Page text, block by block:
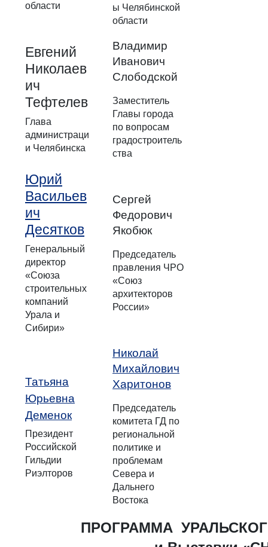
области
ы Челябинской
области
Евгений
Николаев
ич
Тефтелев
Глава
администраци
и Челябинска
Владимир
Иванович
Слободской
Заместитель
Главы города
по вопросам
градостроитель
ства
Юрий
Васильев
ич
Десятков
Генеральный
директор
«Союза
строительных
компаний
Урала и
Сибири»
Сергей
Федорович
Якобюк
Председатель
правления ЧРО
«Союз
архитекторов
России»
Татьяна
Юрьевна
Деменок
Президент
Российской
Гильдии
Риэлторов
Николай
Михайлович
Харитонов
Председатель
комитета ГД по
региональной
политике и
проблемам
Севера и
Дальнего
Востока
ПРОГРАММА